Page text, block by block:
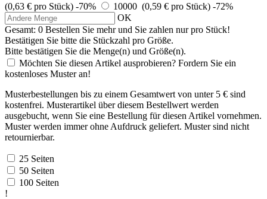
(0,63 € pro Stück) -70% 10000 (0,59 € pro Stück) -72%
OK
Gesamt: 0 Bestellen Sie mehr und Sie zahlen nurpro Stück!
Bestätigen Sie bitte die Stückzahl pro Größe.
Bitte bestätigen Sie die Menge(n) und Größe(n).
Möchten Sie diesen Artikel ausprobieren? Fordern Sie ein
kostenloses Muster an!
Musterbestellungen bis zu einem Gesamtwert von unter 5 € sind
kostenfrei. Musterartikel über diesem Bestellwert werden
ausgebucht, wenn Sie eine Bestellung für diesen Artikel vornehmen.
Muster werden immer ohne Aufdruck geliefert. Muster sind nicht
retournierbar.
25 Seiten
50 Seiten
100 Seiten
!